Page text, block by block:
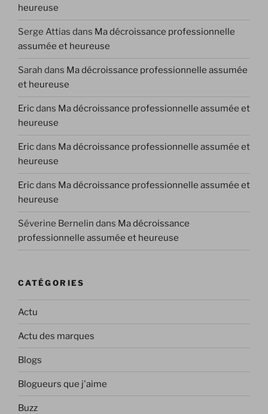
heureuse
Serge Attias dans Ma décroissance professionnelle
assumée et heureuse
Sarah dans Ma décroissance professionnelle assumée
et heureuse
Ericdans Ma décroissance professionnelle assumée et
heureuse
Ericdans Ma décroissance professionnelle assumée et
heureuse
Ericdans Ma décroissance professionnelle assumée et
heureuse
Séverine Bernelin dans Ma décroissance
professionnelle assumée et heureuse
CATÉGORIES
Actu
Actu des marques
Blogs
Blogueurs que j'aime
Buzz